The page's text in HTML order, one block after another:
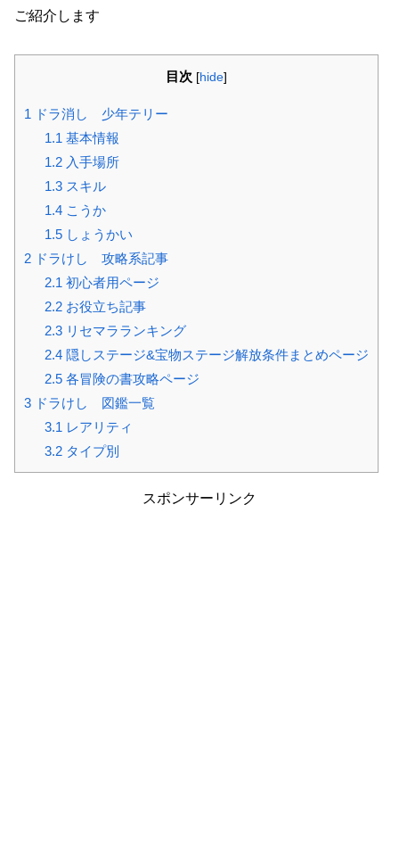
ご紹介します
目次 [hide]
1 ドラ消し 少年テリー
1.1 基本情報
1.2入手場所
1.3スキル
1.4こうか
1.5しょうかい
2 ドラけし 攻略系記事
2.1 初心者用ページ
2.2お役立ち記事
2.3リセマラランキング
2.4隠しステージ&宝物ステージ解放条件まとめページ
2.5各冒険の書攻略ページ
3 ドラけし 図鑑一覧
3.1 レアリティ
3.2タイプ別
スポンサーリンク